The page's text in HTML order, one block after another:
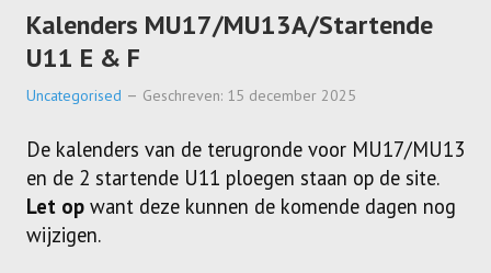
Kalenders MU17/MU13A/Startende
U11 E & F
Uncategorised Geschreven: 15 december 2025
De kalenders van de terugronde voor MU17/MU13
en de 2 startende U11 ploegen staan op de site.
Let op want deze kunnen de komende dagen nog
wijzigen.